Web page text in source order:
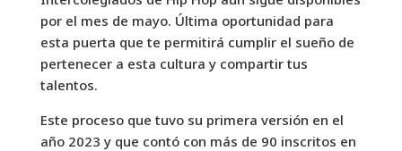
por el mes de mayo. Última oportunidad para
esta puerta que te permitirá cumplir el sueño de
pertenecer a esta cultura y compartir tus
talentos.
Este proceso que tuvo su primera versión en el
año 2023 y que contó con más de 90 inscritos en